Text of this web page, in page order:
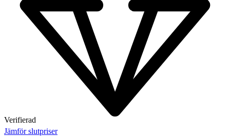
Verifierad
Jämför slutpriser